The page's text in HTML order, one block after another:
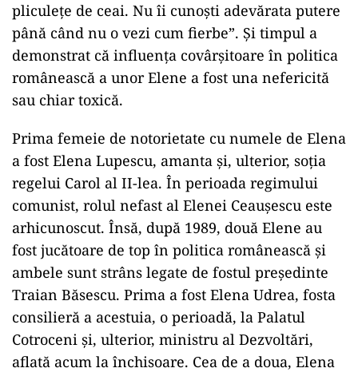
pliculețe de ceai. Nu îi cunoști adevărata putere
până când nu o vezi cum fierbe”. Și timpul a
demonstrat că influența covârșitoare în politica
românească a unor Elene a fost una nefericită
sau chiar toxică.
Prima femeie de notorietate cu numele de Elena
a fost Elena Lupescu, amanta și, ulterior, soția
regelui Carol al II-lea. În perioada regimului
comunist, rolul nefast al Elenei Ceaușescu este
arhicunoscut. Însă, după 1989, două Elene au
fost jucătoare de top în politica românească și
ambele sunt strâns legate de fostul președinte
Traian Băsescu. Prima a fost Elena Udrea, fosta
consilieră a acestuia, o perioadă, la Palatul
Cotroceni și, ulterior, ministru al Dezvoltări,
aflată acum la închisoare. Cea de a doua, Elena